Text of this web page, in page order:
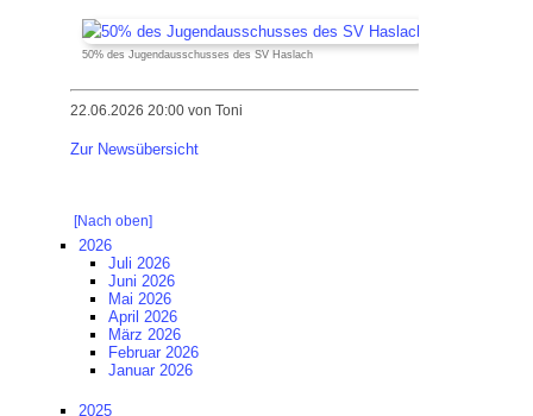
50% des Jugendausschusses des SV Haslach
22.06.2026 20:00 von Toni
Zur Newsübersicht
[Nach oben]
2026
Juli 2026
Juni 2026
Mai 2026
April 2026
März 2026
Februar 2026
Januar 2026
2025